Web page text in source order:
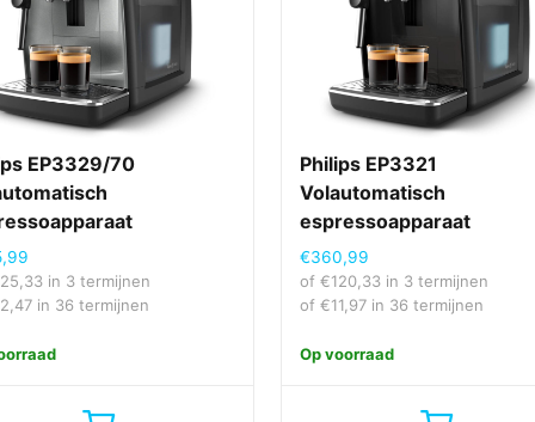
1 bar
Beker, Kan
Ja
220 - 240 V
EP3329/70
in 3 termijnen
in 36 termijnen
Philips EP3321
Volautomatisch
espressoapparaat
€360,99
of€120,33 in 3 termijnen
of€11,97 in 36 termijnen
Op voorraad